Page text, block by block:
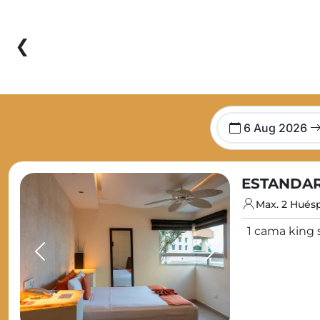
❮
6 Aug 2026
Previous Next
Max. 2
1 cama king